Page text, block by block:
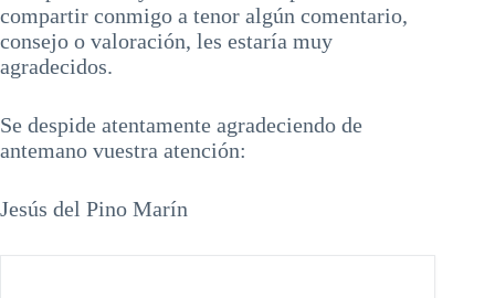
compartir conmigo a tenor algún comentario,
consejo o valoración, les estaría muy
agradecidos.
Se despide atentamente agradeciendo de
antemano vuestra atención:
Jesús del Pino Marín